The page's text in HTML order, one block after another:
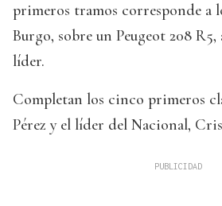
primeros tramos corresponde a
Burgo, sobre un Peugeot 208 R5,
líder.
Completan los cinco primeros
Pérez y el líder del Nacional,